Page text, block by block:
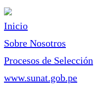
Inicio
Sobre Nosotros
Procesos de Selección
www.sunat.gob.pe